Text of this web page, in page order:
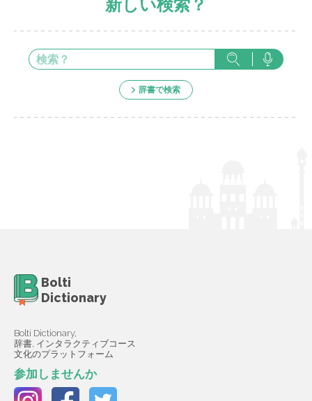
新しい検索？
辞書で検索
Bolti
Dictionary
Bolti Dictionary,
辞書, インタラクティブコース
文化のプラットフォーム
参加しませんか